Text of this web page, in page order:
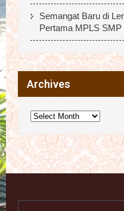
Semangat Baru di
Pertama MPLS
Archives
Archives